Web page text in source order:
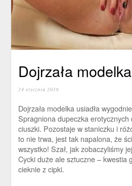
Dojrzała modelka
24 stycznia 2016
Dojrzała modelka usiadła
Spragniona dupeczka
ciuszki. Pozostaje w staniczku i
to nie trwa, jest tak napalona, że
wszystko! Szał, jak zobaczyliśmy
Cycki duże ale sztuczne – kwestia
cieknie z cipki.